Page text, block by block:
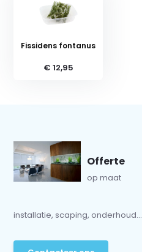
Fissidens fontanus
€ 12,95
Offerte
op maat
installatie, scaping, onderhoud...